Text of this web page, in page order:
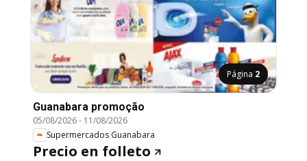
Página 2
Guanabara promoção
05/08/2026- 11/08/2026
Supermercados Guanabara
Precio en folleto